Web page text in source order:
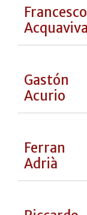
Fabio